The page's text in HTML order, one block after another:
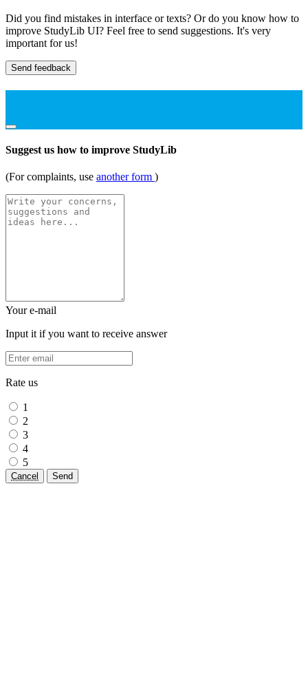
Did you find mistakes in interface or texts? Or do you know how to
improve StudyLib UI? Feel free to send suggestions. It's very
important for us!
Send feedback
Suggest us how to improve StudyLib
(For complaints, use another form )
Your e-mail
Input it if you want to receive answer
Rate us
1
2
3
4
5
Cancel Send